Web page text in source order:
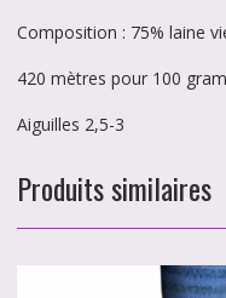
Composition : 75% laine
420 mètres pour 100
Aiguilles 2,5-3
Produits similaires